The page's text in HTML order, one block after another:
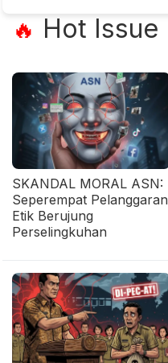
🔥 Hot Issue
SKANDAL MORAL ASN:
Seperempat Pelanggaran
Etik Berujung
Perselingkuhan